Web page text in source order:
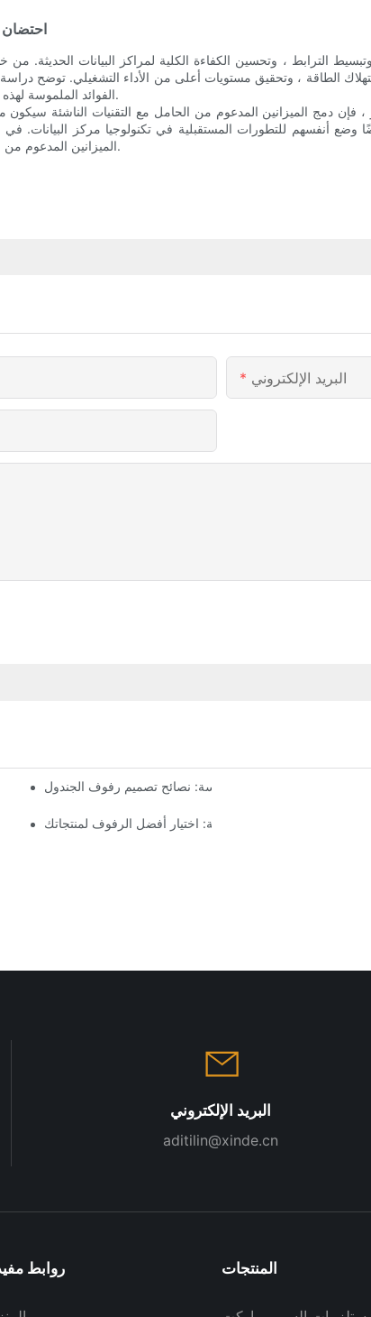
احتضان
الترابط ، وتحسين الكفاءة الكلية لمراكز البيانات الحديثة.
الطاقة ، وتحقيق مستويات أعلى من الأداء التشغيلي. توضح
الفوائد الملموسة لهذه الميزانين ، مما يبرز إمكاناتها في تحويل البنية التحتية لمركز البيانات.
فإن دمج الميزانين المدعوم من الحامل مع التقنيات الناشئة
وضع أنفسهم للتطورات المستقبلية في تكنولوجيا مركز البيانات.
الميزانين المدعوم من الحامل خطوة أساسية نحو بناء مستقبل رقمي أكثر كفاءة واستدامة.
البريد الإلكتروني
إنشاء أرفف سلسة: نصائح تصميم رفوف الجندول
عرض فن البيع بالتجزئة: اختيار أفضل الرفوف لمنتجاتك
البريد الإلكتروني
aditilin@xinde.cn
روابط المنتجات